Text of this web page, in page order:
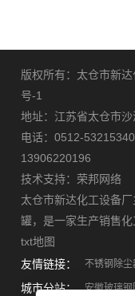
版权所有：太仓市新
号-1
地址：江苏省太仓市
电话：0512-
13906220196
技术支持： 荣邦网络
太仓市新达化工设备
罐，是一家生产销售
txt地图
友情链接：
不锈钢除尘
城市分站： 安徽玻璃